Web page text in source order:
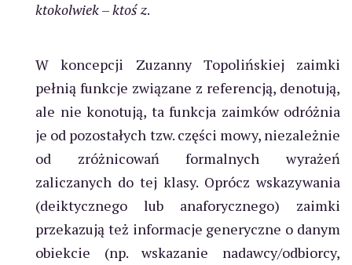
ktokolwiek–ktoś z.
W koncepcji Zuzanny Topolińskiej zaimki
pełnią funkcje związane z referencją, denotują,
ale nie konotują, ta funkcja zaimków odróżnia
je od pozostałych tzw. części mowy, niezależnie
od zróżnicowań formalnych wyrażeń
zaliczanych do tej klasy. Oprócz wskazywania
(deiktycznego lub anaforycznego) zaimki
przekazują też informacje generyczne o danym
obiekcie (np. wskazanie nadawcy/odbiorcy,